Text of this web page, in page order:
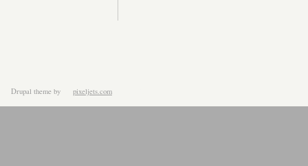
Drupal theme by pixeljets.com